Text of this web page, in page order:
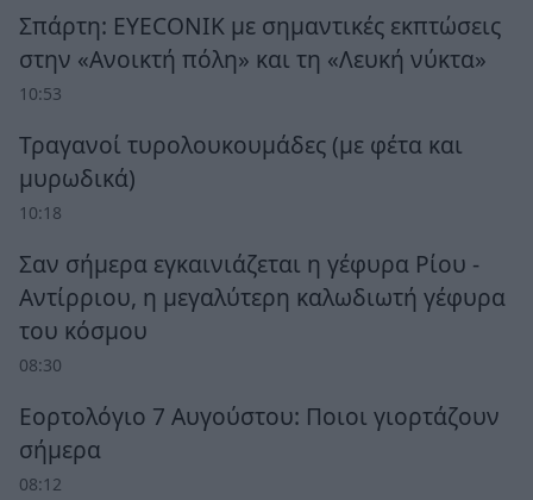
Σπάρτη: EYECONIK με σημαντικές εκπτώσεις
στην «Ανοικτή πόλη» και τη «Λευκή νύκτα»
10:53
Τραγανοί τυρολουκουμάδες (με φέτα και
μυρωδικά)
10:18
Σαν σήμερα εγκαινιάζεται η γέφυρα Ρίου -
Αντίρριου, η μεγαλύτερη καλωδιωτή γέφυρα
του κόσμου
08:30
Εορτολόγιο 7 Αυγούστου: Ποιοι γιορτάζουν
σήμερα
08:12